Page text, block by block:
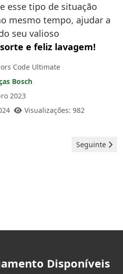
esse tipo de situação
mesmo tempo, ajudar a
seu valioso
e feliz lavagem!
Code Ultimate
Bosch
2023
Visualizações: 982
erro E01 Artigo
Seguinte
Disponíveis